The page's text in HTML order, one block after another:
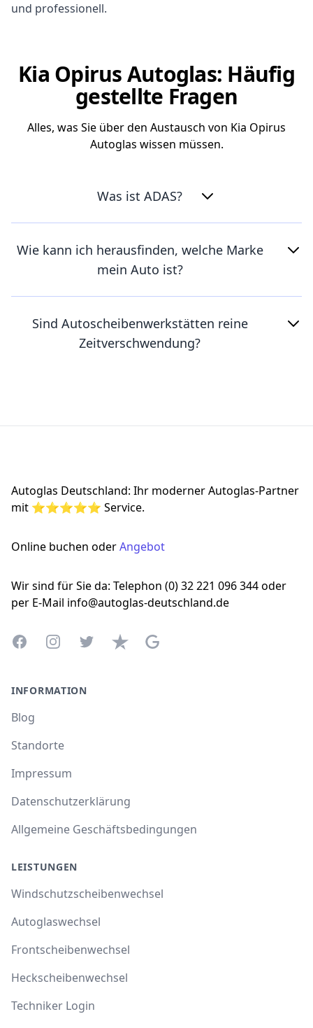
und professionell.
Kia Opirus Autoglas: Häufig
gestellte Fragen
Alles, was Sie über den Austausch von Kia Opirus
Autoglas wissen müssen.
Was ist ADAS?
Wie kann ich herausfinden, welche Marke
mein Auto ist?
Sind Autoscheibenwerkstätten reine
Zeitverschwendung?
Autoglas Deutschland: Ihr moderner Autoglas-Partner
mit ⭐⭐⭐⭐⭐ Service.
Online buchen oderAngebot
Wir sind für Sie da: Telephon (0) 32 221 096 344 oder
per E-Mail info@autoglas-deutschland.de
FacebookInstagramTwitterTrustpilotGoogle Business Profile
INFORMATION
Blog
Standorte
Impressum
Datenschutzerklärung
Allgemeine Geschäftsbedingungen
LEISTUNGEN
Windschutzscheibenwechsel
Autoglaswechsel
Frontscheibenwechsel
Heckscheibenwechsel
Techniker Login